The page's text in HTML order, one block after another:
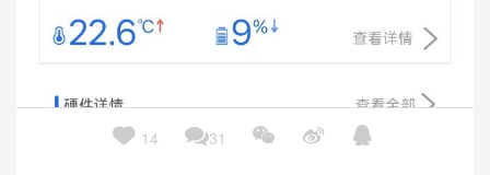
 14 31   